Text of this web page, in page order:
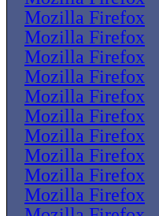
Mozilla Firefox
Mozilla Firefox
Mozilla Firefox
Mozilla Firefox
Mozilla Firefox
Mozilla Firefox
Mozilla Firefox
Mozilla Firefox
Mozilla Firefox
Mozilla Firefox